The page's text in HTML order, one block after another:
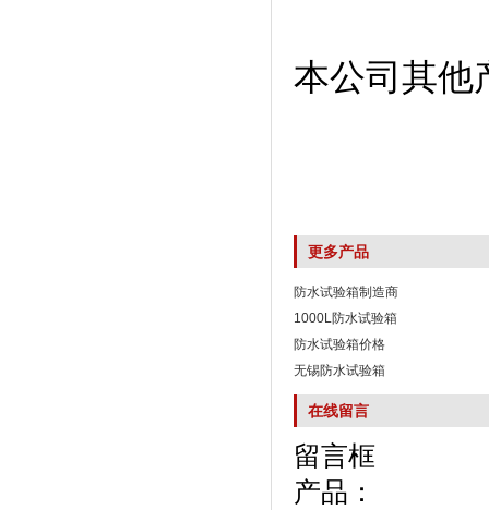
本公司其他产
更多产品
防水试验箱制造商
1000L防水试验箱
防水试验箱价格
无锡防水试验箱
在线留言
留言框
产品：